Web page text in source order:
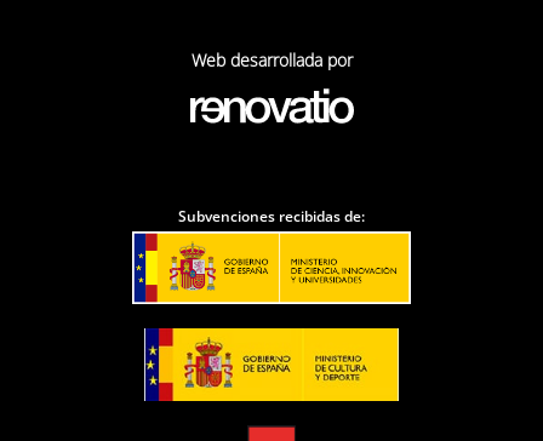
Web desarrollada por
Subvenciones recibidas de: